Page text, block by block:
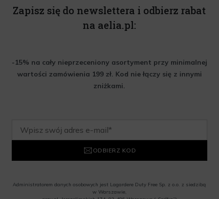
Zapisz się do newslettera i odbierz rabat
na aelia.pl:
-15% na cały nieprzeceniony asortyment przy minimalnej
wartości zamówienia 199 zł. Kod nie łączy się z innymi
zniżkami.
ODBIERZ KOD
Administratorem danych osobowych jest Lagardere Duty Free Sp. z o.o. z siedzibą
w Warszawie,